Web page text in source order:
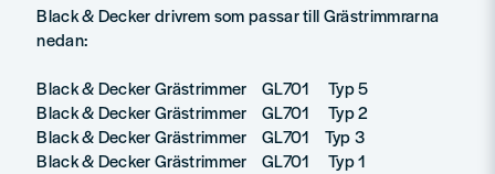
Black & Decker drivrem som passar till Grästrimmrarna
nedan:
Black & Decker Grästrimmer GL701 Typ 5
Black & Decker Grästrimmer GL701 Typ 2
Black & Decker Grästrimmer GL701 Typ 3
Black & Decker Grästrimmer GL701 Typ 1